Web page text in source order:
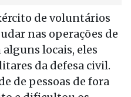
de voluntários
nas operações de
locais, eles
da defesa civil.
de pessoas de fora